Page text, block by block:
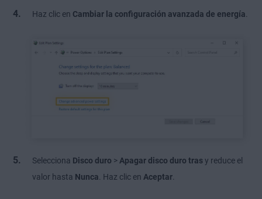
Haz clic en Cambiar la configuración avanzada de energía
Selecciona Disco duro > Apagar disco duro trasy reduce el
valor hasta Nunca . Haz clic en Aceptar